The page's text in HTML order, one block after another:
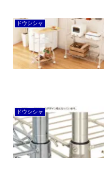
ドウシシャ
ドウシシャ